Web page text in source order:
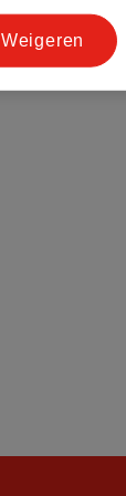
Weigeren